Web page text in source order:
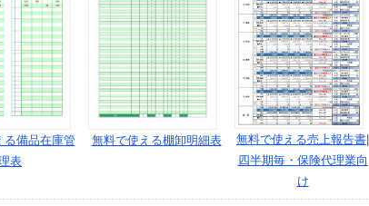
る備品在庫管
表
無料で使える棚卸明細表
無料で使える売上報告書|
四半期毎・保険代理業向
け